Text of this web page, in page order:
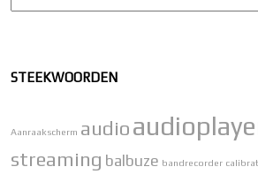
STEEKWOORDEN
Aanraakscherm audio
streaming balbuze bandrecorder